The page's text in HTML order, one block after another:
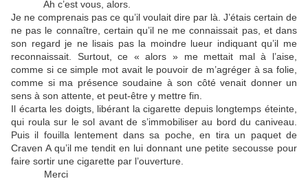
Ah c’est vous, alors.
Je ne comprenais pas ce qu’il voulait dire par là. J’étais certain de
ne pas le connaître, certain qu’il ne me connaissait pas, et dans
son regard je ne lisais pas la moindre lueur indiquant qu’il me
reconnaissait. Surtout, ce « alors » me mettait mal à l’aise,
comme si ce simple mot avait le pouvoir de m’agréger à sa folie,
comme si ma présence soudaine à son côté venait donner un
sens à son attente, et peut-être y mettre fin.
Il écarta les doigts, libérant la cigarette depuis longtemps éteinte,
qui roula sur le sol avant de s’immobiliser au bord du caniveau.
Puis il fouilla lentement dans sa poche, en tira un paquet de
Craven A qu’il me tendit en lui donnant une petite secousse pour
faire sortir une cigarette par l’ouverture.
Merci